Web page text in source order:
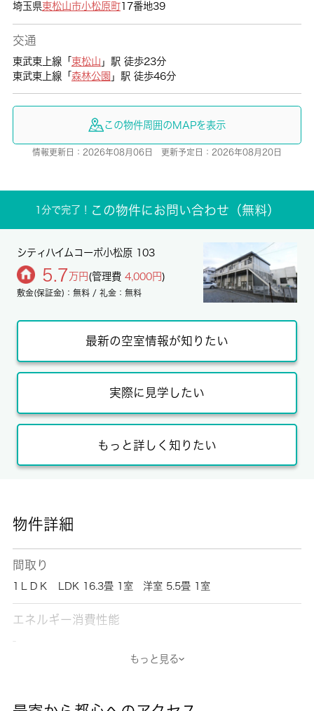
埼玉県東松山市小松原町17番地39
交通
東武東上線「 東松山 」駅 徒歩23分
東武東上線「 森林公園 」駅 徒歩46分
この物件周囲のMAPを表示
情報更新日：2026年08月06日 更新予定日：2026年08月20日
1分で完了！ この物件にお問い合わせ（無料）
シティハイムコーポ小松原 103
5.7 万円 (管理費 4,000円)
敷金(保証金)：無料 / 礼金：無料
最新の空室情報が知りたい
実際に見学したい
もっと詳しく知りたい
物件詳細
間取り
1ＬＤＫ LDK 16.3畳 1室 洋室 5.5畳 1室
エネルギー消費性能
-
もっと見る